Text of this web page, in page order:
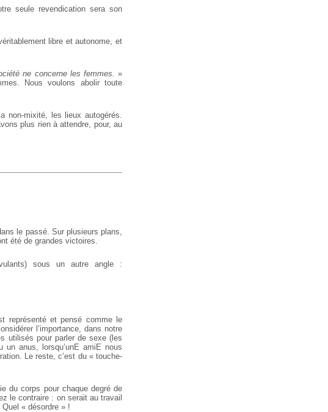
seule revendication sera son
libre et autonome, et
ne concerne les femmes.
»
Nous voulons abolir toute
non-mixité, les lieux autogérés.
plus rien à attendre, pour, au
le passé. Sur plusieurs plans,
été de grandes victoires.
sous un autre angle :
représenté et pensé comme le
l’importance, dans notre
utilisés pour parler de sexe (les
anus, lorsqu’unE amiE nous
Le reste, c’est du « touche-
du corps pour chaque degré de
le contraire : on serait au travail
« désordre » !